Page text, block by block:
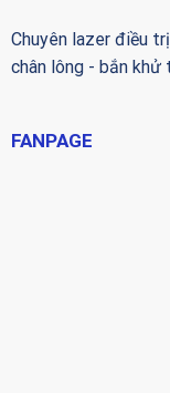
Chuyên lazer điều
chân lông - bắn khử
FANPAGE